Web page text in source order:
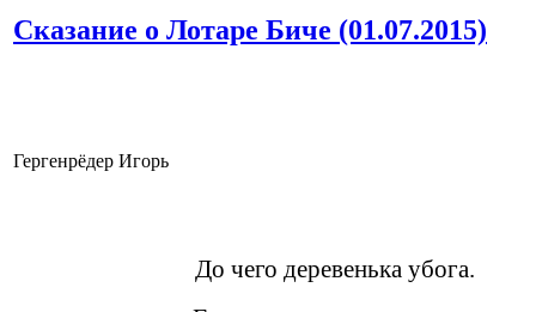
Сказание о Лотаре Биче (01.07.2015)
Гергенрёдер Игорь
До чего деревенька убога.